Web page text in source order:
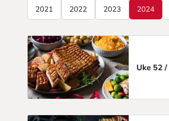
2021 2022 2023 2024
Uke 52 /